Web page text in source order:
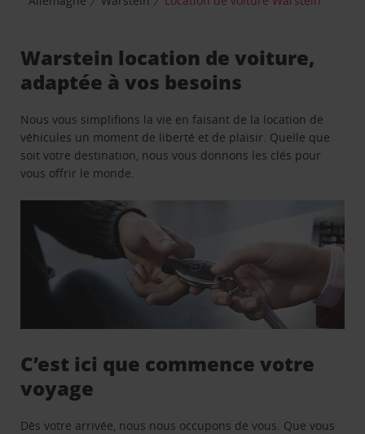
Warstein location de voiture,
adaptée à vos besoins
Nous vous simplifions la vie en faisant de la location de
véhicules un moment de liberté et de plaisir. Quelle que
soit votre destination, nous vous donnons les clés pour
vous offrir le monde.
C’est ici que commence votre
voyage
Dès votre arrivée, nous nous occupons de vous. Que vous